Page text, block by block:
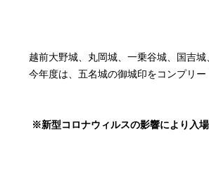
越前大野城、丸岡城、一乗谷城、国吉
今年度は、五名城の御城印をコンプリ
※新型コロナウィルスの影響により入